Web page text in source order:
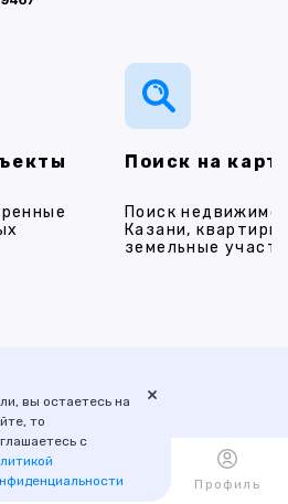
Поиск на
Поиск
Казани,
земельные
НОВОСТРОЙКИ ИПОТЕКА
вы остаетесь на
то
с
×
Избранное Профиль